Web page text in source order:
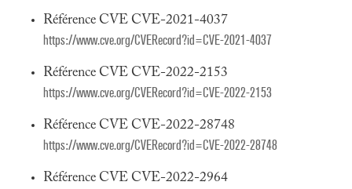
Référence CVE CVE-2021-4037
https://www.cve.org/CVERecord?id=CVE-2021-4037
Référence CVE CVE-2022-2153
https://www.cve.org/CVERecord?id=CVE-2022-2153
Référence CVE CVE-2022-28748
https://www.cve.org/CVERecord?id=CVE-2022-28748
Référence CVE CVE-2022-2964